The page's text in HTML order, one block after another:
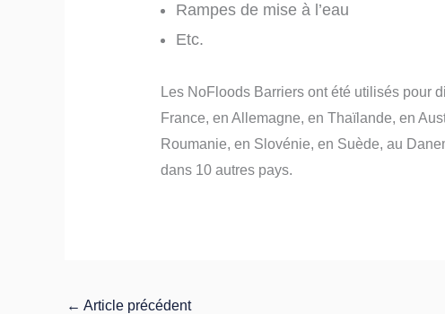
Rampes de mise à l’eau
Etc.
Les NoFloods Barriers ont été utilisés pour
France, en Allemagne, en Thaïlande, en
Roumanie, en Slovénie, en Suède, au
dans 10 autres pays.
← Article précédent